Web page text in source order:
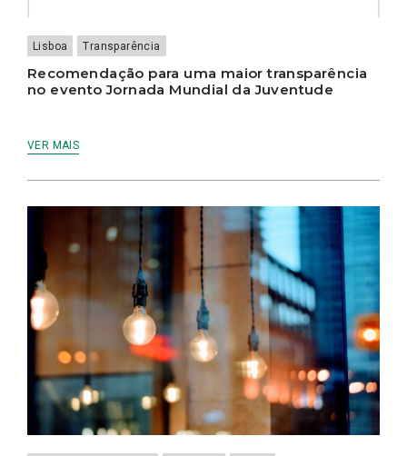
Lisboa Transparência
Recomendação para uma maior transparência
no evento Jornada Mundial da Juventude
VER MAIS